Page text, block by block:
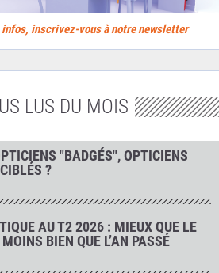
inscrivez-vous à notre newsletter
LUS DU MOIS
"BADGÉS", OPTICIENS
?
AU T2 2026 : MIEUX QUE LE
BIEN QUE L’AN PASSÉ